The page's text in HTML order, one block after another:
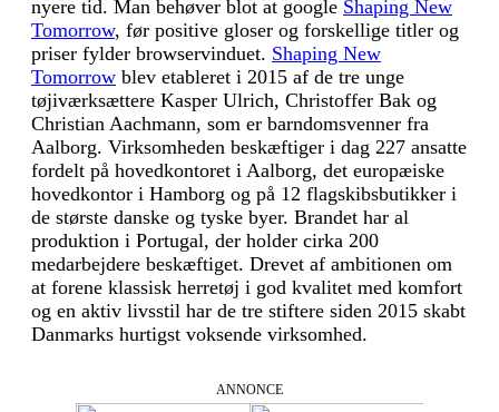
nyere tid. Man behøver blot at google Shaping New
Tomorrow, før positive gloser og forskellige titler og
priser fylder browservinduet. Shaping New
Tomorrow blev etableret i 2015 af de tre unge
tøjiværksættere Kasper Ulrich, Christoffer Bak og
Christian Aachmann, som er barndomsvenner fra
Aalborg. Virksomheden beskæf­tiger i dag 227 ansatte
fordelt på hovedkontoret i Aalborg, det europæiske
hovedkontor i Hamborg og på 12 flagskibsbutikker i
de største danske og tyske byer. Brandet har al
produktion i Portugal, der holder cirka 200
medarbejdere beskæftiget. Drevet af ambitionen om
at forene klassisk herretøj i god kvalitet med komfort
og en aktiv livsstil har de tre stiftere siden 2015 skabt
Danmarks hurtigst voksende virksomhed.
ANNONCE